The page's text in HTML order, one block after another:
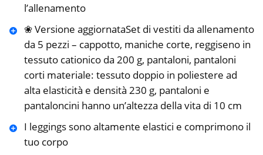
l’allenamento
❀ Versione aggiornataSet di vestiti da allenamento
da 5 pezzi – cappotto, maniche corte, reggiseno in
tessuto cationico da 200 g, pantaloni, pantaloni
corti materiale: tessuto doppio in poliestere ad
alta elasticità e densità 230 g, pantaloni e
pantaloncini hanno un’altezza della vita di 10 cm
I leggings sono altamente elastici e comprimono il
tuo corpo